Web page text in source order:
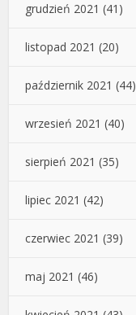
grudzień 2021 (41)
listopad 2021 (20)
październik 2021 (44)
wrzesień 2021 (40)
sierpień 2021 (35)
lipiec 2021 (42)
czerwiec 2021 (39)
maj 2021 (46)